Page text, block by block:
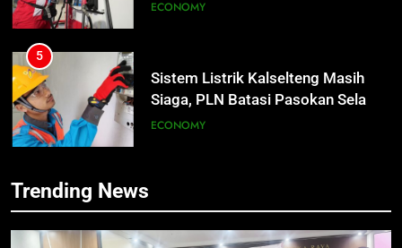
5
7 Hari
ECONOMY
6
ECONOMY
Trending News
Sistem Listrik Kalselteng Masih